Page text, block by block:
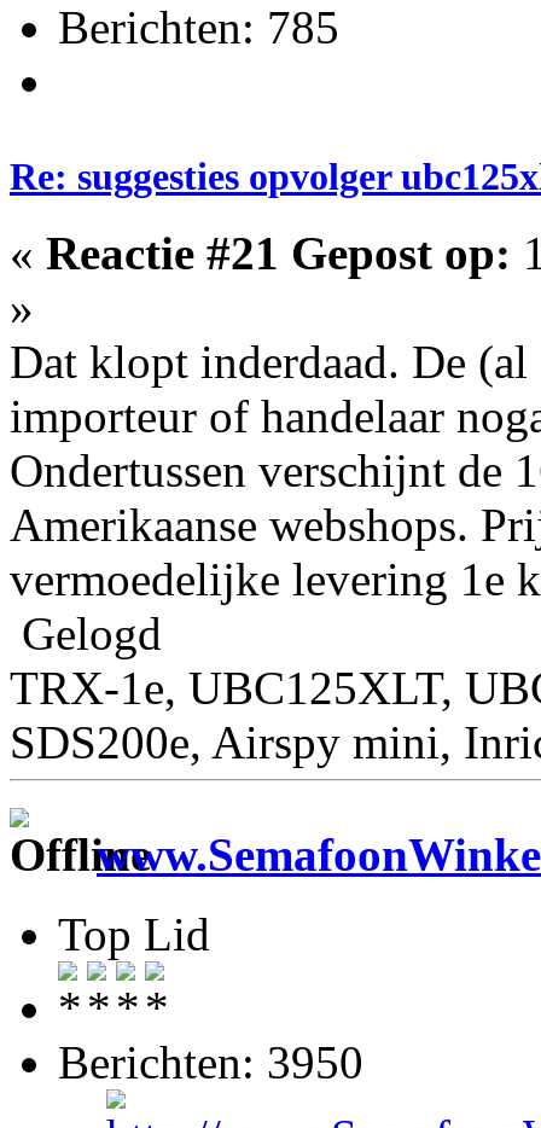
Berichten: 785
Re: suggesties opvolger
« Reactie #21 Gepost op:
»
Dat klopt inderdaad. De
importeur of handelaar
Ondertussen verschijnt de
Amerikaanse webshops.
vermoedelijke levering 1e
Gelogd
TRX-1e, UBC125XLT,
SDS200e, Airspy mini,
Top Lid
Berichten: 3950